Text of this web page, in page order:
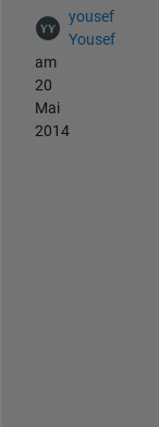
yousef
Yousef
am
20
Mai
2014